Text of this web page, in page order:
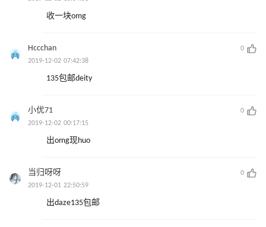
收一块omg
Hccchan
0
2019-12-02 07:42:38
135包邮deity
小优71
0
2019-12-02 00:17:15
出omg现huo
当归呀呀
0
2019-12-01 22:50:59
出daze135包邮